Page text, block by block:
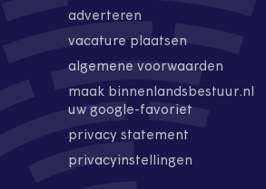
adverteren
vacature plaatsen
algemene voorwaarden
maak binnenlandsbestuur.nl
uw google-favoriet
privacy statement
privacyinstellingen